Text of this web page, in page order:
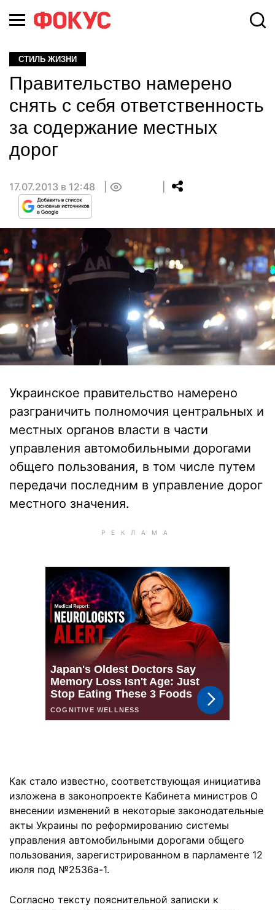
СТИЛЬ ЖИЗНИ
Правительство намерено
снять с себя ответственность
за содержание местных
дорог
17.07.2013 в 12:48
Украинское правительство намерено
разграничить полномочия центральных и
местных органов власти в части
управления автомобильными дорогами
общего пользования, в том числе путем
передачи последним в управление дорог
местного значения.
Как стало известно, соответствующая инициатива
изложена в законопроекте Кабинета министров О
внесении изменений в некоторые законодательные
акты Украины по реформированию системы
управления автомобильными дорогами общего
пользования, зарегистрированном в парламенте 12
июля под №2536а-1.
Согласно тексту пояснительной записки к